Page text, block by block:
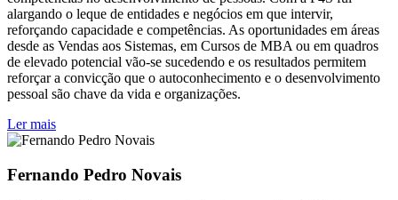
alargando o leque de entidades e negócios em que intervir,
reforçando capacidade e competências. As oportunidades em áreas
desde as Vendas aos Sistemas, em Cursos de MBA ou em quadros
de elevado potencial vão-se sucedendo e os resultados permitem
reforçar a convicção que o autoconhecimento e o desenvolvimento
pessoal são chave da vida e organizações.
Ler mais
Fernando Pedro Novais